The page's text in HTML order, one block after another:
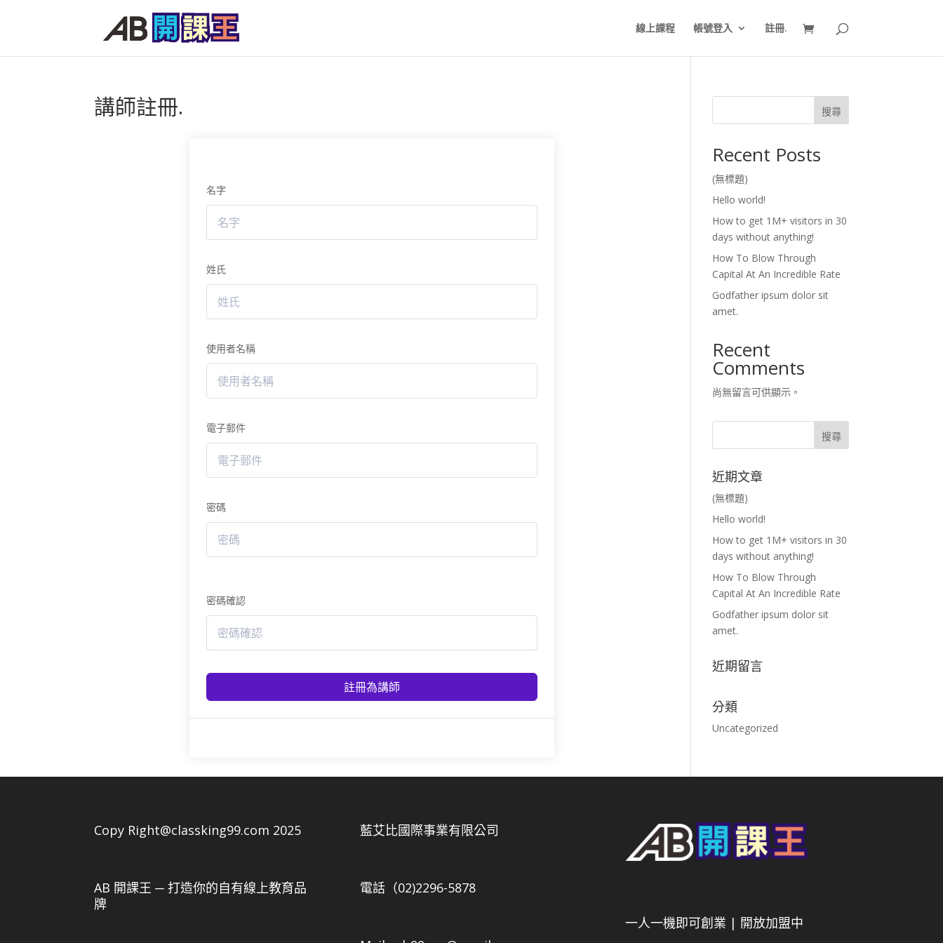
線上課程 帳號登入 註冊.
講師註冊.
名字
姓氏
使用者名稱
電子郵件
密碼
密碼確認
註冊為講師
搜尋
Recent Posts
(無標題)
Hello world!
How to get 1M+ visitors in 30
days without anything!
How To Blow Through
Capital At An Incredible Rate
Godfather ipsum dolor sit
amet.
Recent
Comments
尚無留言可供顯示。
近期文章
(無標題)
Hello world!
How to get 1M+ visitors in 30
days without anything!
How To Blow Through
Capital At An Incredible Rate
Godfather ipsum dolor sit
amet.
近期留言
分類
Uncategorized
Copy Right@classking99.com 2025
AB 開課王 ─ 打造你的自有線上教育品
牌
藍艾比國際事業有限公司
電話（02)2296-5878
一人一機即可創業 | 開放加盟中